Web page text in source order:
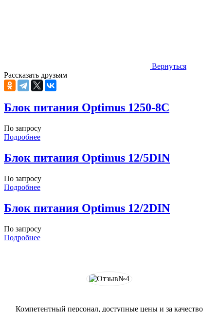
Вернуться
Рассказать друзьям
Блок питания Optimus 1250-8C
По запросу
Подробнее
Блок питания Optimus 12/5DIN
По запросу
Подробнее
Блок питания Optimus 12/2DIN
По запросу
Подробнее
Компетентный персонал, доступные цены и за качество